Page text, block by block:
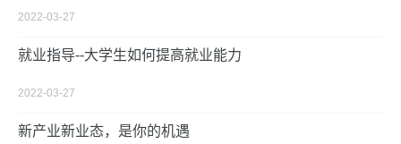
2022-03-27
就业指导--大学生如何提高就业能力
2022-03-27
新产业新业态，是你的机遇